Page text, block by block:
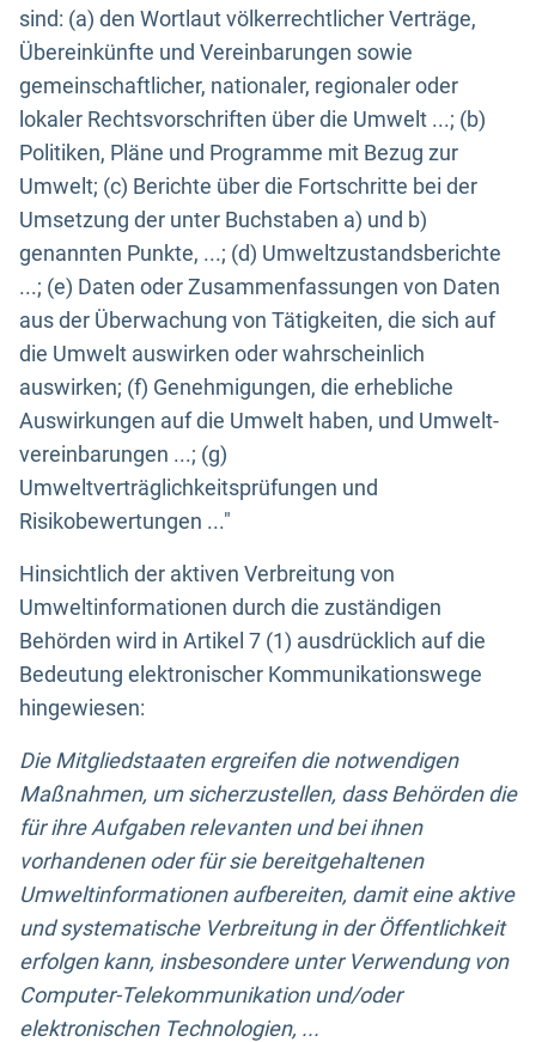
sind: (a) den Wortlaut völkerrechtlicher Verträge,
Übereinkünfte und Vereinbarungen sowie
gemeinschaftlicher, nationaler, regionaler oder
lokaler Rechtsvorschriften über die Umwelt ...; (b)
Politiken, Pläne und Programme mit Bezug zur
Umwelt; (c) Berichte über die Fortschritte bei der
Umsetzung der unter Buchstaben a) und b)
genannten Punkte, ...; (d) Umweltzustandsberichte
...; (e) Daten oder Zusammenfassungen von Daten
aus der Überwachung von Tätigkeiten, die sich auf
die Umwelt auswirken oder wahrscheinlich
auswirken; (f) Genehmigungen, die erhebliche
Auswirkungen auf die Umwelt haben, und Umwelt-
vereinbarungen ...; (g)
Umweltverträglichkeitsprüfungen und
Risikobewertungen ..."
Hinsichtlich der aktiven Verbreitung von
Umweltinformationen durch die zuständigen
Behörden wird in Artikel 7 (1) ausdrücklich auf die
Bedeutung elektronischer Kommunikationswege
hingewiesen:
Die Mitgliedstaaten ergreifen die notwendigen
Maßnahmen, um sicherzustellen, dass Behörden die
für ihre Aufgaben relevanten und bei ihnen
vorhandenen oder für sie bereitgehaltenen
Umweltinformationen aufbereiten, damit eine aktive
und systematische Verbreitung in der Öffentlichkeit
erfolgen kann, insbesondere unter Verwendung von
Computer-Telekommunikation und/oder
elektronischen Technologien, ...